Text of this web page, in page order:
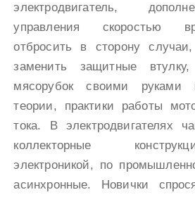
электродвигатель,
управления скоростью
отбросить в сторону случаи,
заменить защитные
мясорубок своими руками
теории, практики работы
тока. В электродвигателях
коллекторные
электроникой, по
асинхронные. Новички